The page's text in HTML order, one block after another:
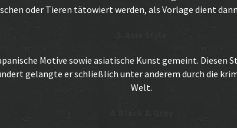
oder Tieren tätowiert werden, als Vorlage dient
Motive sowie asiatische Kunst gemeint. Diesen
gelangte er schließlich unter anderem durch die
Welt.